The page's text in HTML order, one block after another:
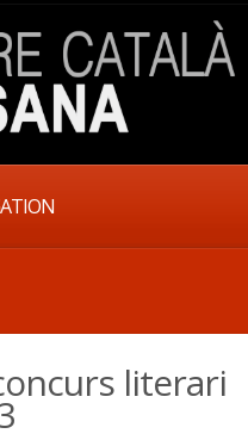
literari